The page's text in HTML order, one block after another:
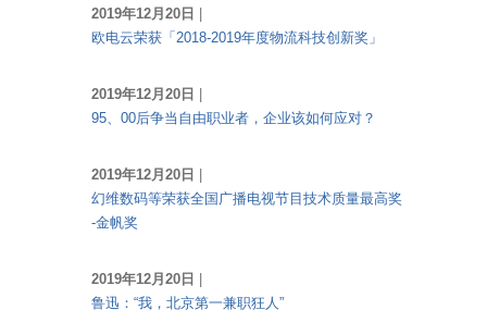
2019年12月20日
欧电云荣获「2018-2019年度物流科技创新奖」
2019年12月20日
95、00后争当自由职业者，企业该如何应对？
2019年12月20日
幻维数码等荣获全国广播电视节目技术质量最高奖
-金帆奖
2019年12月20日
鲁迅：“我，北京第一兼职狂人”